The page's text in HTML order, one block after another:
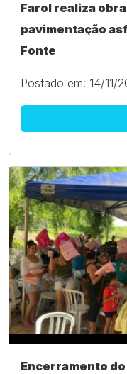
Farol realiza
pavimentação
Fonte
Postado em: 14/11/
Encerramento